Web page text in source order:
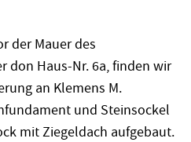
der Mauer des
don Haus-Nr. 6a, finden wir
an Klemens M.
und Steinsockel
mit Ziegeldach aufgebaut.